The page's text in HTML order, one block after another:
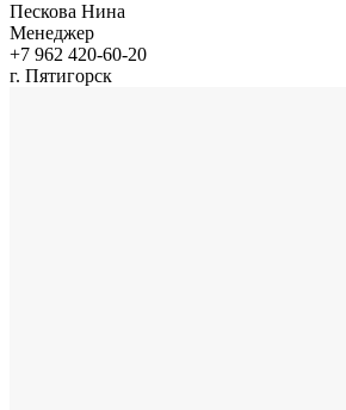
Пескова Нина
Менеджер
+7 962 420-60-20
г. Пятигорск